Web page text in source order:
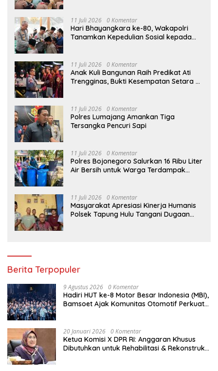
11 Juli 2026 0 Komentar
Hari Bhayangkara ke-80, Wakapolri
Tanamkan Kepedulian Sosial kepada
11 Juli 2026 0 Komentar
Anak Kuli Bangunan Raih Predikat Ati
Trengginas, Bukti Kesempatan Setara di
11 Juli 2026 0 Komentar
Polres Lumajang Amankan Tiga
Tersangka Pencuri Sapi
11 Juli 2026 0 Komentar
Polres Bojonegoro Salurkan 16 Ribu Liter
Air Bersih untuk Warga Terdampak
11 Juli 2026 0 Komentar
Masyarakat Apresiasi Kinerja Humanis
Polsek Tapung Hulu Tangani Dugaan
Berita Terpopuler
9 Agustus 2026 0 Komentar
Hadiri HUT ke-8 Motor Besar Indonesia (MBI),
Bamsoet Ajak Komunitas Otomotif Perkuat
Bangsa
20 Januari 2026 0 Komentar
Ketua Komisi X DPR RI: Anggaran Khusus
Dibutuhkan untuk Rehabilitasi & Rekonstruksi